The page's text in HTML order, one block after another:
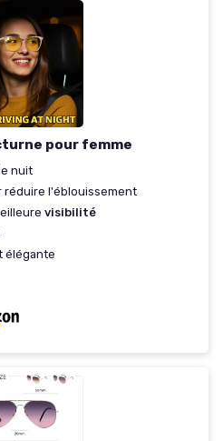
pour femme
nuit
réduire l'éblouissement
visibilité
élégante